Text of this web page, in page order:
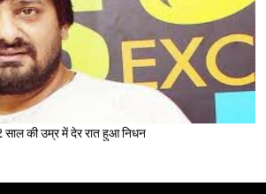
वाजिद खान का 42 साल की उम्र में देर रात हुआ निधन